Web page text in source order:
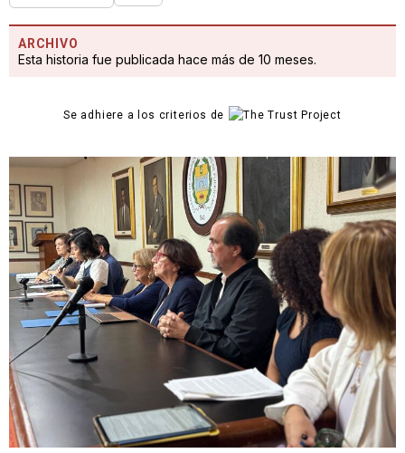
ARCHIVO
Esta historia fue publicada hace más de 10 meses.
Se adhiere a los criterios de